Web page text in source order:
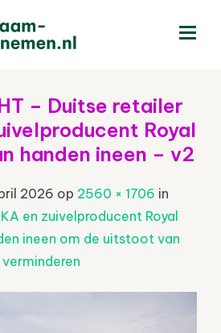
– Duitse retailer
Royal
handen ineen – v2
2026 op 2560 × 1706 in
en zuivelproducent Royal
ineen om de uitstoot van